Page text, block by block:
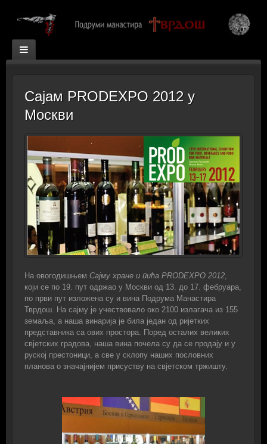
Сајам PRODEXPO 2012 у
Москви
На овогодишњем Сајму хране и пића PRODEXPO 2012,
који се по 19. пут одржао у Москви од 13. до 17. фебруара,
по први пут изложена су и вина Подрума Манастира
Тврдош. На сајму је учествовало око 2100 излагача из 155
земаља, а наша винарија је била један од ријетких
представника са ових простора. Поред осталих великих
свјетских градова, наша вина почела су да се продају и у
руској престоници, а све у склопу наших пословних
планова о значајнијем присуству на свјетском тржишту.